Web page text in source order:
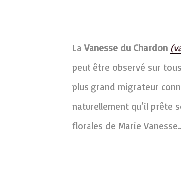
LaVanesse du Chardon
peut être observé sur
plus grand migrateur
naturellement qu’il prête
florales de Marie